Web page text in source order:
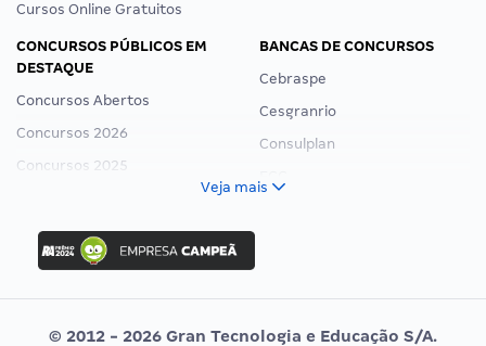
Cursos Online Gratuitos
CONCURSOS PÚBLICOS EM
DESTAQUE
Concursos Abertos
Concursos 2026
Concursos 2025
Concurso Ibama
Concurso MPU
Editais publicados
BANCAS DE CONCURSOS
Cebraspe
Cesgranrio
Consulplan
Vunesp
Veja mais
© 2012 - 2026 Gran Tecnologia e Educação S/A.